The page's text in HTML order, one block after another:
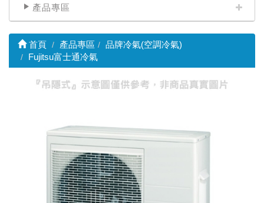
產品專區
首頁 產品專區
品牌冷氣(空調冷氣)
Fujitsu富士通冷氣